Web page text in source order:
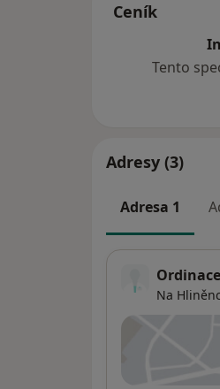
Ceník
Tento
Adresy (3)
Adresa 1
Na